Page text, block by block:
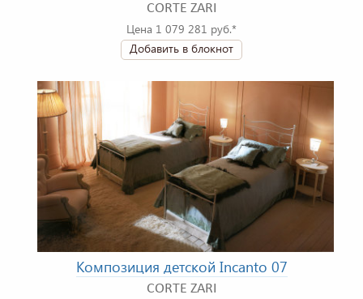
CORTE ZARI
Цена 1 079 281 руб.*
Добавить в блокнот
Композиция детской Incanto 07
CORTE ZARI